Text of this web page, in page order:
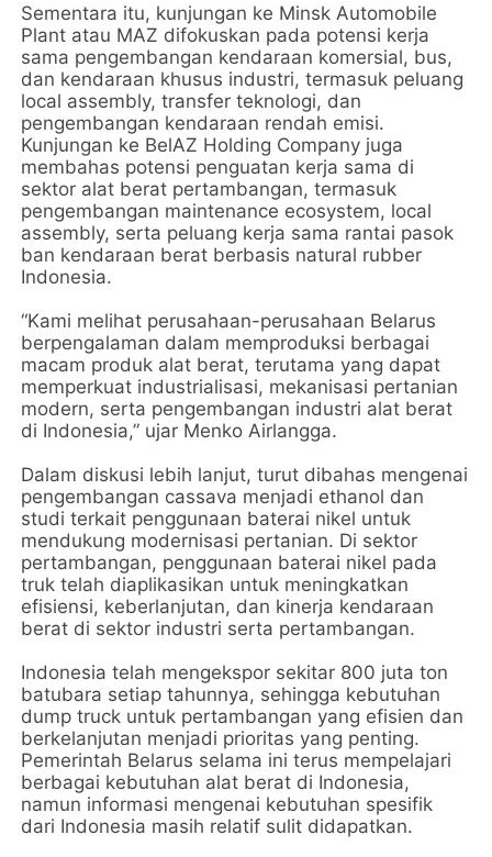
Sementara itu, kunjungan ke Minsk Automobile
Plant atau MAZ difokuskan pada potensi kerja
sama pengembangan kendaraan komersial, bus,
dan kendaraan khusus industri, termasuk peluang
local assembly, transfer teknologi, dan
pengembangan kendaraan rendah emisi.
Kunjungan ke BelAZ Holding Company juga
membahas potensi penguatan kerja sama di
sektor alat berat pertambangan, termasuk
pengembangan maintenance ecosystem, local
assembly, serta peluang kerja sama rantai pasok
ban kendaraan berat berbasis natural rubber
Indonesia.
“Kami melihat perusahaan-perusahaan Belarus
berpengalaman dalam memproduksi berbagai
macam produk alat berat, terutama yang dapat
memperkuat industrialisasi, mekanisasi pertanian
modern, serta pengembangan industri alat berat
di Indonesia,” ujar Menko Airlangga.
Dalam diskusi lebih lanjut, turut dibahas mengenai
pengembangan cassava menjadi ethanol dan
studi terkait penggunaan baterai nikel untuk
mendukung modernisasi pertanian. Di sektor
pertambangan, penggunaan baterai nikel pada
truk telah diaplikasikan untuk meningkatkan
efisiensi, keberlanjutan, dan kinerja kendaraan
berat di sektor industri serta pertambangan.
Indonesia telah mengekspor sekitar 800 juta ton
batubara setiap tahunnya, sehingga kebutuhan
dump truck untuk pertambangan yang efisien dan
berkelanjutan menjadi prioritas yang penting.
Pemerintah Belarus selama ini terus mempelajari
berbagai kebutuhan alat berat di Indonesia,
namun informasi mengenai kebutuhan spesifik
dari Indonesia masih relatif sulit didapatkan.